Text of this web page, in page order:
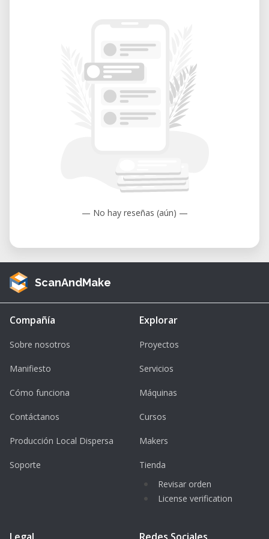
Informations pratiques
Niveau : Débutant
— No hay reseñas (aún) —
ScanAndMake
Compañía
Sobre nosotros
Manifiesto
Cómo funciona
Contáctanos
Producción Local Dispersa
Soporte
Explorar
Proyectos
Servicios
Máquinas
Cursos
Makers
Tienda
Revisar orden
License verification